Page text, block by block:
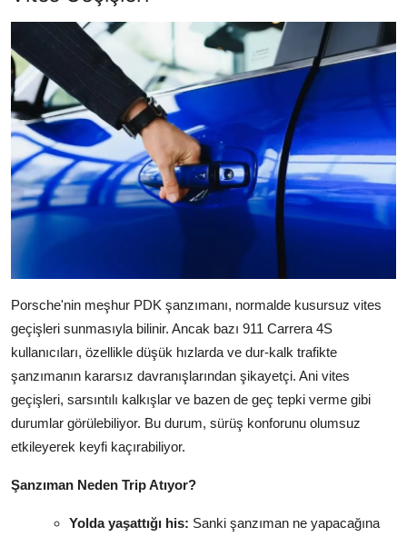
Porsche'nin meşhur PDK şanzımanı, normalde kusursuz vites
geçişleri sunmasıyla bilinir. Ancak bazı 911 Carrera 4S
kullanıcıları, özellikle düşük hızlarda ve dur-kalk trafikte
şanzımanın kararsız davranışlarından şikayetçi. Ani vites
geçişleri, sarsıntılı kalkışlar ve bazen de geç tepki verme gibi
durumlar görülebiliyor. Bu durum, sürüş konforunu olumsuz
etkileyerek keyfi kaçırabiliyor.
Şanzıman Neden Trip Atıyor?
Yolda yaşattığı his: Sanki şanzıman ne yapacağına